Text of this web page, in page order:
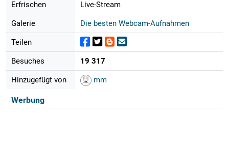
Erfrischen Live-Stream
Galerie Die besten Webcam-Aufnahmen
Teilen
Besuches 19 317
Hinzugefügt von mm
Werbung